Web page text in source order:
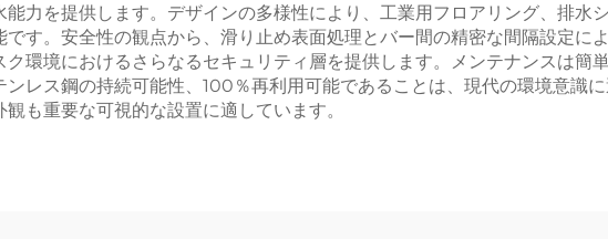
力を提供します。デザインの多様性により、工業用フロアリング、排水
す。安全性の観点から、滑り止め表面処理とバー間の精密な間隔設定に
環境におけるさらなるセキュリティ層を提供します。メンテナンスは簡
レス鋼の持続可能性、100％再利用可能であることは、現代の環境意識
も重要な可視的な設置に適しています。